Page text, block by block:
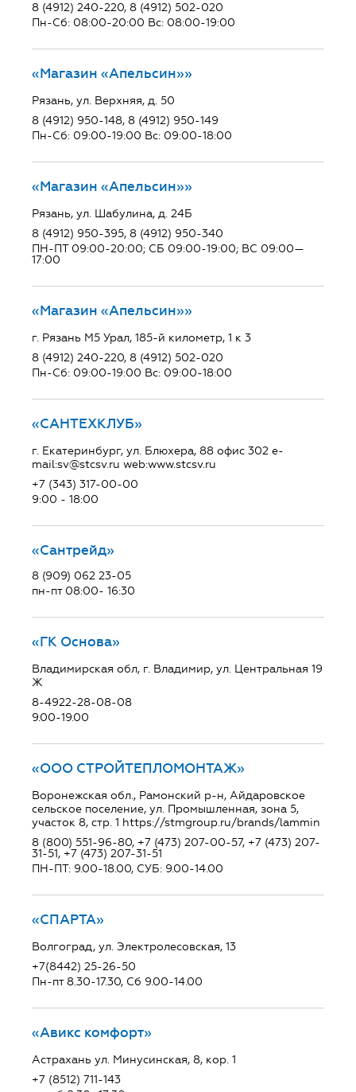
8 (4912) 240-220, 8 (4912) 502-020
Пн-Сб: 08:00-20:00 Вс: 08:00-19:00
«Магазин «Апельсин»»
Рязань, ул. Верхняя, д. 50
8 (4912) 950-148, 8 (4912) 950-149
Пн-Сб: 09:00-19:00 Вс: 09:00-18:00
«Магазин «Апельсин»»
Рязань, ул. Шабулина, д. 24Б
8 (4912) 950-395, 8 (4912) 950-340
ПН-ПТ 09:00-20:00; СБ 09:00-19:00; ВС 09:00—
17:00
«Магазин «Апельсин»»
г. Рязань М5 Урал, 185-й километр, 1 к 3
8 (4912) 240-220, 8 (4912) 502-020
Пн-Сб: 09:00-19:00 Вс: 09:00-18:00
«САНТЕХКЛУБ»
г. Екатеринбург, ул. Блюхера, 88 офис 302 e-
mail:sv@stcsv.ru web:www.stcsv.ru
+7 (343) 317-00-00
9:00 - 18:00
«Сантрейд»
8 (909) 062 23-05
пн-пт 08:00- 16:30
«ГК Основа»
Владимирская обл, г. Владимир, ул. Центральная 19
Ж
8-4922-28-08-08
9.00-19.00
«ООО СТРОЙТЕПЛОМОНТАЖ»
Воронежская обл., Рамонский р-н, Айдаровское
сельское поселение, ул. Промышленная, зона 5,
участок 8, стр. 1 https://stmgroup.ru/brands/lammin
8 (800) 551-96-80, +7 (473) 207-00-57, +7 (473) 207-
31-51, +7 (473) 207-31-51
ПН-ПТ: 9.00-18.00, СУБ: 9.00-14.00
«СПАРТА»
Волгоград, ул. Электролесовская, 13
+7(8442) 25-26-50
Пн-пт 8.30-17.30, Сб 9.00-14.00
«Авикс комфорт»
Астрахань ул. Минусинская, 8, кор. 1
+7 (8512) 711-143